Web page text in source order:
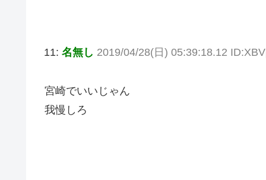
11: 名無し 2019/04/28(日) 05:39:18.12
宮崎でいいじゃん
我慢しろ